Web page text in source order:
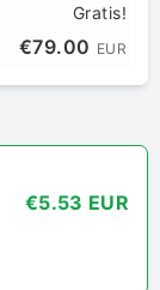
Gratis!
€79.00 EUR
€5.53 EUR